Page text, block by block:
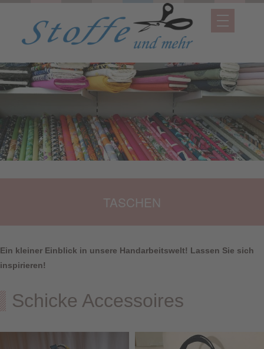
TASCHEN
Ein kleiner Einblick in unsere Handarbeitswelt! Lassen Sie sich
inspirieren!
Schicke Accessoires